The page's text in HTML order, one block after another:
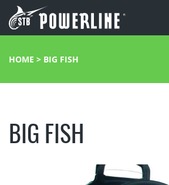
HOME > BIG FISH
BIG FISH